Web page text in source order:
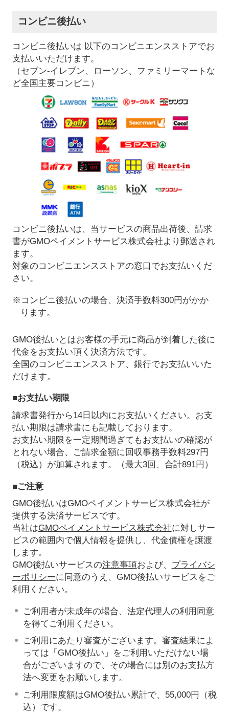
コンビニ後払い
コンビニ後払いは 以下のコンビニエンスストアでお
支払いいただけます。
（セブン-イレブン、ローソン、ファミリーマートな
ど全国主要コンビニ）
コンビニ後払いは、当サービスの商品出荷後、請求
書がGMOペイメントサービス株式会社より郵送され
ます。
対象のコンビニエンスストアの窓口でお支払いくだ
さい。
※コンビニ後払いの場合、決済手数料300円がかか
ります。
GMO後払いとはお客様の手元に商品が到着した後に
代金をお支払い頂く決済方法です。
全国のコンビニエンスストア、銀行でお支払いいた
だけます。
■お支払い期限
請求書発行から14日以内にお支払いください。お支
払い期限は請求書にも記載しております。
お支払い期限を一定期間過ぎてもお支払いの確認が
とれない場合、ご請求金額に回収事務手数料297円
（税込）が加算されます。（最大3回、合計891円）
■ご注意
GMO後払いはGMOペイメントサービス株式会社が
提供する決済サービスです。
当社はGMOペイメントサービス株式会社に対しサー
ビスの範囲内で個人情報を提供し、代金債権を譲渡
します。
GMO後払いサービスの注意事項および、 プライバシ
ーポリシーに同意のうえ、GMO後払いサービスをご
利用ください。
ご利用者が未成年の場合、法定代理人の利用同意
を得てご利用ください。
ご利用にあたり審査がございます。審査結果によ
っては「GMO後払い」をご利用いただけない場
合がございますので、その場合には別のお支払方
法へ変更をお願いします。
ご利用限度額はGMO後払い累計で、55,000円（税
込）です。